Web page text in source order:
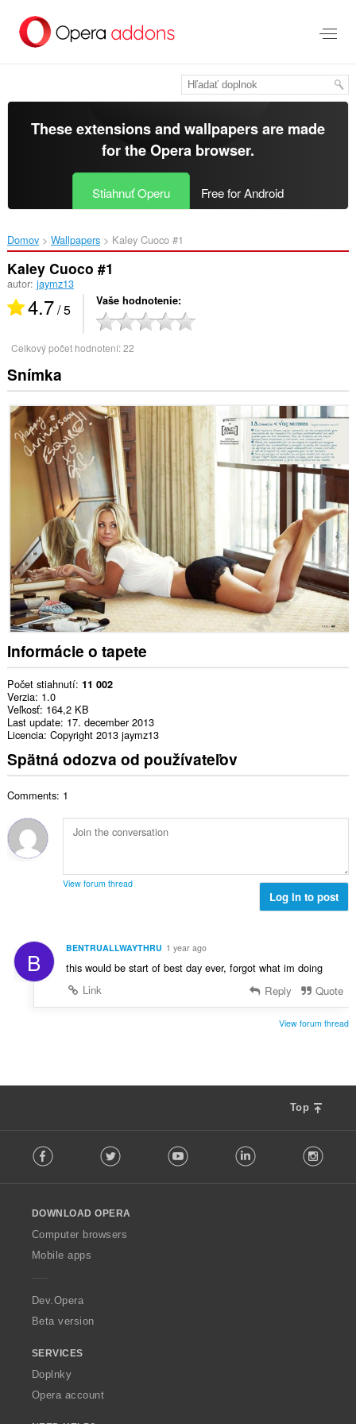
hlavný
These extensions and wallpapers are made
for theOpera browser.
Stiahnuť Operu Free for Android
Domov Wallpapers Kaley Cuoco #1‎
Kaley Cuoco #1
autor: jaymz13
4.7/ 5 Vaše hodnotenie
Celkový počet hodnotení:22
Snímka
Informácie o tapete
Počet stiahnutí 11 002
Verzia 1.0
Veľkosť 164,2 KB
Last update 17. december 2013
Licencia Copyright 2013 jaymz13
Spätná odozva od používateľov
Comments: 1
View forum thread
Log in to post
B BENTRUALLWAYTHRU 1 year ago
this would be start of best day ever, forgot what im doing
Link
Reply Quote
View forum thread
Top
o
w
O
p
a
Facebook Twitter Youtube LinkedIn
DOWNLOAD OPERA
Computer browsers
Mobile apps
Dev.Opera
Beta version
SERVICES
Doplnky
Opera account